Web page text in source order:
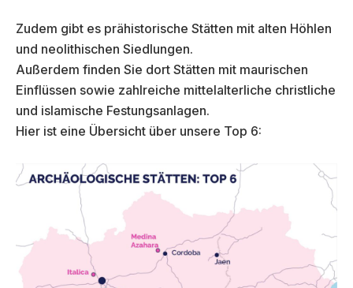
Zudem gibt es prähistorische Stätten mit alten Höhlen
und neolithischen Siedlungen.
Außerdem finden Sie dort Stätten mit maurischen
Einflüssen sowie zahlreiche mittelalterliche christliche
und islamische Festungsanlagen.
Hier ist eine Übersicht über unsere Top 6: